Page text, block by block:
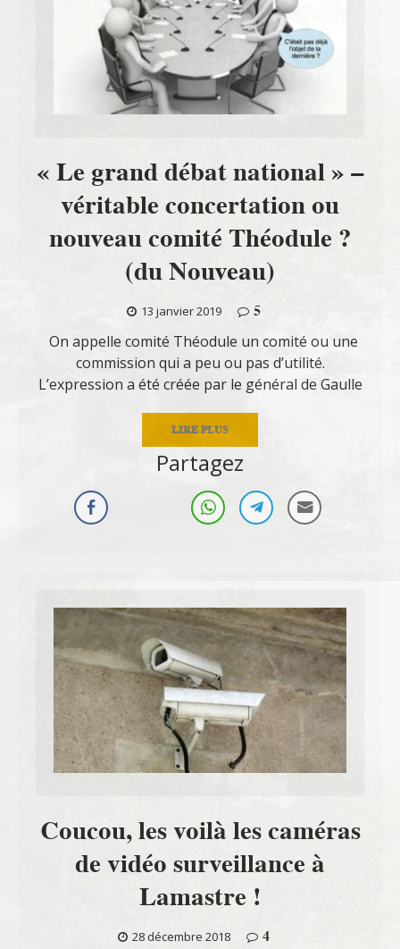
« Le grand débat national » –
véritable concertation ou
nouveau comité Théodule ?
(du Nouveau)
13 janvier 2019
5
On appelle comité Théodule un comité ou une
commission qui a peu ou pas d’utilité.
L’expression a été créée par le général de Gaulle
LIRE PLUS
Partagez
Coucou, les voilà les caméras
de vidéo surveillance à
Lamastre !
28 décembre 2018
4